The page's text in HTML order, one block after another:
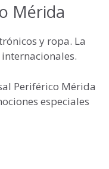
Mérida
y ropa. La
Periférico Mérida
especiales